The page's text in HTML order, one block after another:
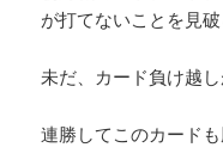
が打てないことを見
未だ、カード負け越
連勝してこのカードも